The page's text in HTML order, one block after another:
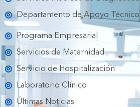
Departamento de Apoyo Técnico
Programa Empresarial
Servicios de Maternidad
Servicio de Hospitalización
Laboratorio Clínico
Últimas Noticias